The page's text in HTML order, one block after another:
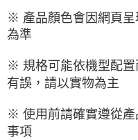
※ 產品顏色會因網頁呈
為準
※ 規格可能依機型配
有誤，請以實物為主
※ 使用前請確實遵從產
事項